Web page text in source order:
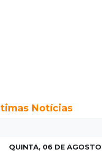
Notícias
QUINTA, 06 DE AGOSTO